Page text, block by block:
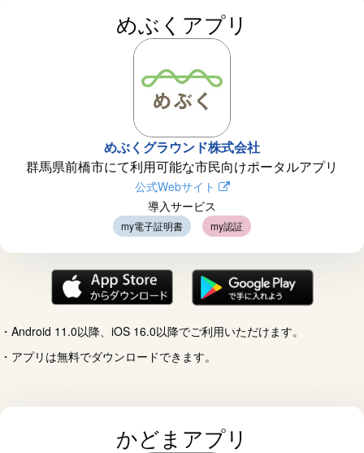
めぶくアプリ
めぶくグラウンド株式会社
群馬県前橋市にて利用可能な市民向けポータルアプリ
公式Webサイト
導入サービス
my電子証明書 my認証
Android 11.0以降、iOS 16.0以降でご利用いただけます。
アプリは無料でダウンロードできます。
かどまアプリ